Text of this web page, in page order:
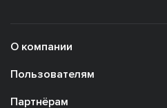
О компании
Пользователям
Партнёрам